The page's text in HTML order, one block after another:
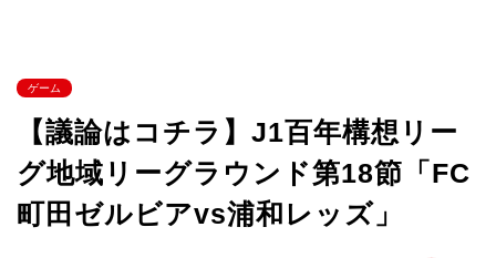
ゲーム
【議論はコチラ】J1百年構想リー
グ地域リーグラウンド第18節「FC
町田ゼルビアvs浦和レッズ」